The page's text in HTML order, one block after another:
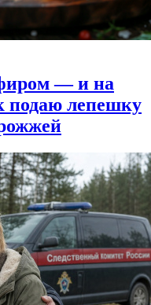
— и на
подаю лепешку